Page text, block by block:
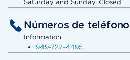
Saturday and Sunday, Closed
Números de teléfono
Information
949-727-4495